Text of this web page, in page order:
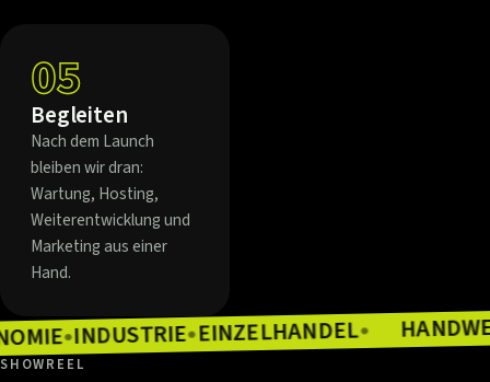
05
Begleiten
Nach dem Launch
bleiben wir dran:
Wartung, Hosting,
Weiterentwicklung und
Marketing aus einer
Hand.
●INDUSTRIE●EINZELHANDEL●
SHOWREEL